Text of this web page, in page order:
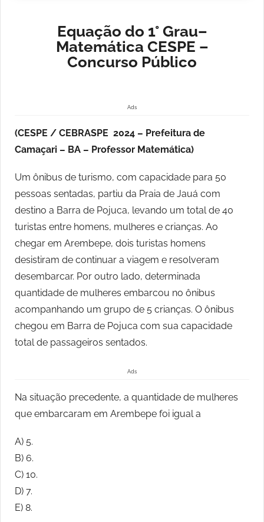
Equação do 1° Grau–
Matemática CESPE –
Concurso Público
Ads
(CESPE / CEBRASPE 2024 – Prefeitura de
Camaçari – BA – Professor Matemática)
Um ônibus de turismo, com capacidade para 50
pessoas sentadas, partiu da Praia de Jauá com
destino a Barra de Pojuca, levando um total de 40
turistas entre homens, mulheres e crianças. Ao
chegar em Arembepe, dois turistas homens
desistiram de continuar a viagem e resolveram
desembarcar. Por outro lado, determinada
quantidade de mulheres embarcou no ônibus
acompanhando um grupo de 5 crianças. O ônibus
chegou em Barra de Pojuca com sua capacidade
total de passageiros sentados.
Ads
Na situação precedente, a quantidade de mulheres
que embarcaram em Arembepe foi igual a
A) 5.
B) 6.
C) 10.
D) 7.
E) 8.